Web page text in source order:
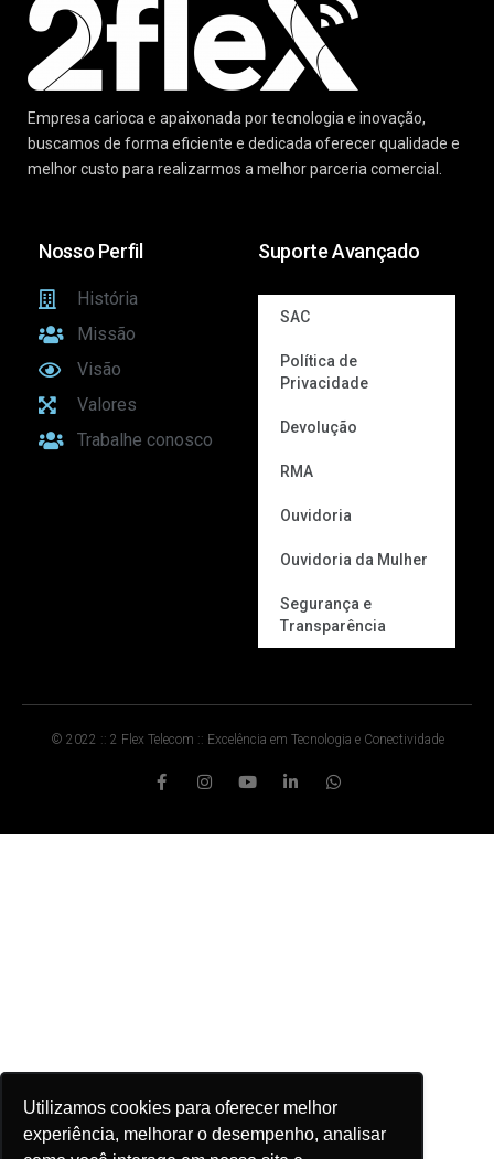
Utilizamos cookies para oferecer melhor
experiência, melhorar o desempenho, analisar
Empresa carioca e apaixonada por tecnologia e inovação,
buscamos de forma eficiente e dedicada oferecer qualidade e
melhor custo para realizarmos a melhor parceria comercial.
Nosso Perfil
História
Missão
Visão
Valores
Trabalhe conosco
Suporte Avançado
SAC
Política de
Privacidade
Devolução
RMA
Ouvidoria
Ouvidoria da Mulher
Segurança e
Transparência
© 2022 :: 2 Flex Telecom :: Excelência em Tecnologia e Conectividade